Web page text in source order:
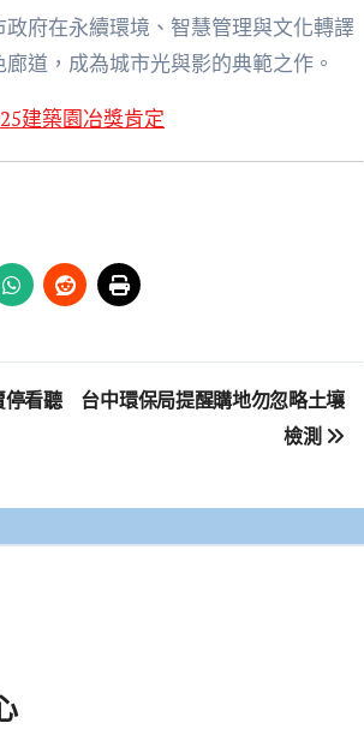
府在永續環境、智慧管理與文化轉譯
道，成為城市光與影的典範之作。
建築園冶獎肯定
停看聽 台中環保局提醒購地勿忽略土壤
檢測